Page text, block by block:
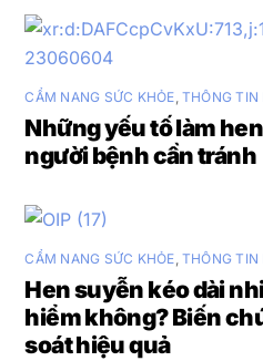
CẨM NANG SỨC KHỎE THÔNG TIN
Những yếu tố làm
người bệnh cần tránh
CẨM NANG SỨC KHỎE, THÔNG TIN
Hen suyễn kéo dài
hiểm không? Biến
soát hiệu quả